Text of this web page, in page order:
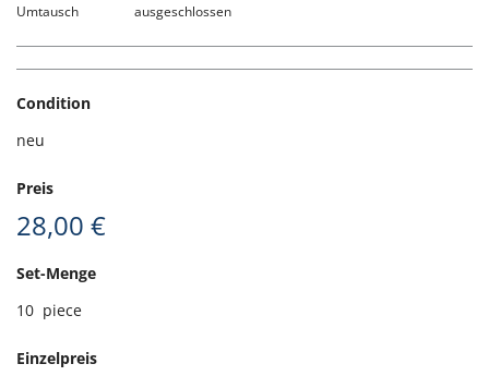
Umtausch
ausgeschlossen
Condition
neu
Preis
28,00 €
Set-Menge
10 piece
Einzelpreis